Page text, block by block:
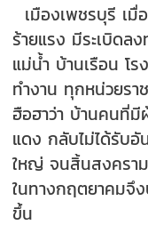
เมืองเพชรบุรี เ
ร้ายแรง มีระเบิดล
แม่น้ำ บ้านเรือน โร
ทำงาน ทุกหน่วยรา
ฮือฮาว่า บ้านคนที่
แดง กลับไม่ได้รับ
ใหญ่ จนสิ้นสงครา
ในทางกฤตยาคมจึ
ขึ้น